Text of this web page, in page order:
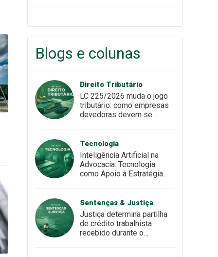
Blogs e colunas
Direito Tributário
LC 225/2026 muda o jogo
tributário: como empresas
devedoras devem se
Tecnologia
Inteligência Artificial na
Advocacia: Tecnologia
como Apoio à Estratégia
Sentenças & Justiça
Justiça determina partilha
de crédito trabalhista
recebido durante o